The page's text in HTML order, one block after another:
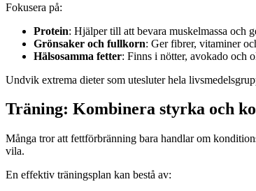
Fokusera på:
Protein: Hjälper till att bevara muskelmassa och
Grönsaker och fullkorn: Ger fibrer, vitaminer
Hälsosamma fetter: Finns i nötter, avokado och
Undvik extrema dieter som utesluter hela
Träning: Kombinera styrka och
Många tror att fettförbränning bara handlar om
vila.
En effektiv träningsplan kan bestå av: